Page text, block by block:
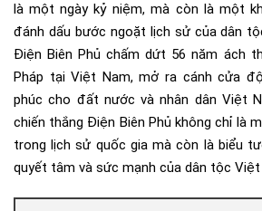
là một ngày kỷ niệm, mà còn là một
đánh dấu bước ngoặt lịch sử của dân
Điện Biên Phủ chấm dứt 56 năm ách
Pháp tại Việt Nam, mở ra cánh cửa
phúc cho đất nước và nhân dân Việt
chiến thắng Điện Biên Phủ không chỉ là
trong lịch sử quốc gia mà còn là biểu
quyết tâm và sức mạnh của dân tộc Việt